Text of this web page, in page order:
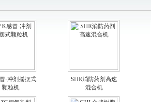
-冲剂摇摆式
颗粒机
SHR消防药剂高速
混合机